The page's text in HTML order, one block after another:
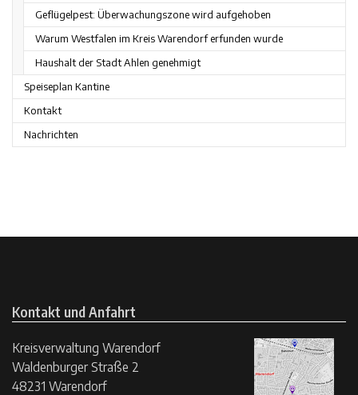
Geflügelpest: Überwachungszone wird aufgehoben
Warum Westfalen im Kreis Warendorf erfunden wurde
Haushalt der Stadt Ahlen genehmigt
Speiseplan Kantine
Kontakt
Nachrichten
Kontakt und Anfahrt
Kreisverwaltung Warendorf
Waldenburger Straße 2
48231 Warendorf